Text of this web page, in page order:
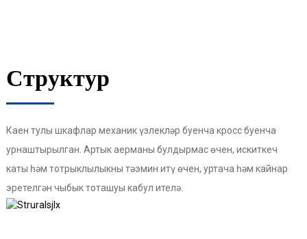
Структур
Каен тулы шкафлар механик үзлекләр буенча кросс буенча
урнаштырылган. Артык аерманы булдырмас өчен, искиткеч
каты һәм тотрыклылыкны тәэмин итү өчен, уртача һәм кайнар
эретелгән чыбык тоташуы кабул ителә.